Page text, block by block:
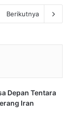
Berikutnya
Depan Tentara
Iran